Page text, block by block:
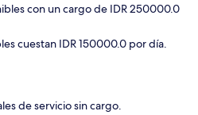
con un cargo de IDR 250000.0
cuestan IDR 150000.0 por día.
de servicio sin cargo.